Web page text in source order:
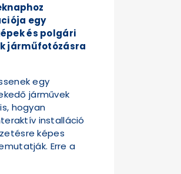
egy
és polgári
járműfotózásra
egy
járművek
hogyan
installáció
képes
Erre a